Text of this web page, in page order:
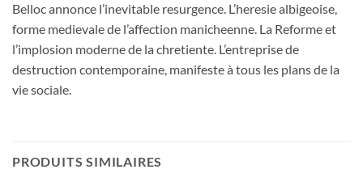
Belloc annonce l’inevitable resurgence. L’heresie albigeoise,
forme medievale de l’affection manicheenne. La Reforme et
l’implosion moderne de la chretiente. L’entreprise de
destruction contemporaine, manifeste à tous les plans de la
vie sociale.
PRODUITS SIMILAIRES